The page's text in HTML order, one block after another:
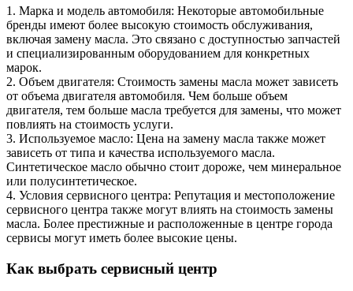
1. Марка и модель автомобиля: Некоторые автомобильные
бренды имеют более высокую стоимость обслуживания,
включая замену масла. Это связано с доступностью запчастей
и специализированным оборудованием для конкретных
марок.
2. Объем двигателя: Стоимость замены масла может зависеть
от объема двигателя автомобиля. Чем больше объем
двигателя, тем больше масла требуется для замены, что может
повлиять на стоимость услуги.
3. Используемое масло: Цена на замену масла также может
зависеть от типа и качества используемого масла.
Синтетическое масло обычно стоит дороже, чем минеральное
или полусинтетическое.
4. Условия сервисного центра: Репутация и местоположение
сервисного центра также могут влиять на стоимость замены
масла. Более престижные и расположенные в центре города
сервисы могут иметь более высокие цены.
Как выбрать сервисный центр